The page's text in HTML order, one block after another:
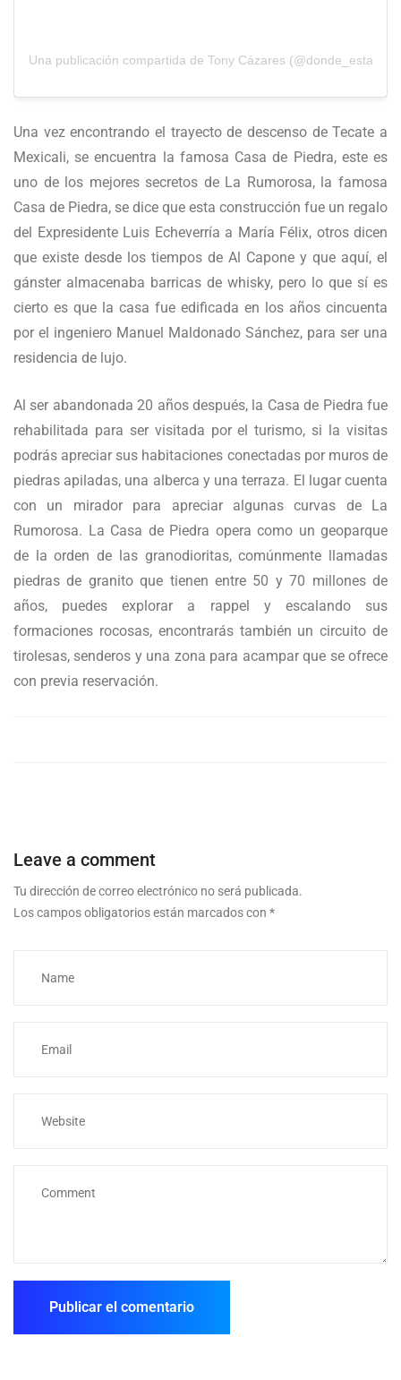
Una publicación compartida de Tony Cázares
Una vez encontrando el trayecto de descenso de Tecate a
Mexicali, se encuentra la famosa Casa de Piedra, este es
uno de los mejores secretos de La Rumorosa, la famosa
Casa de Piedra, se dice que esta construcción fue un regalo
del Expresidente Luis Echeverría a María Félix, otros dicen
que existe desde los tiempos de Al Capone y que aquí, el
gánster almacenaba barricas de whisky, pero lo que sí es
cierto es que la casa fue edificada en los años cincuenta
por el ingeniero Manuel Maldonado Sánchez, para ser una
residencia de lujo.
Al ser abandonada 20 años después, la Casa de Piedra fue
rehabilitada para ser visitada por el turismo, si la visitas
podrás apreciar sus habitaciones conectadas por muros de
piedras apiladas, una alberca y una terraza. El lugar cuenta
con un mirador para apreciar algunas curvas de La
Rumorosa. La Casa de Piedra opera como un geoparque
de la orden de las granodioritas, comúnmente llamadas
piedras de granito que tienen entre 50 y 70 millones de
años, puedes explorar a rappel y escalando sus
formaciones rocosas, encontrarás también un circuito de
tirolesas, senderos y una zona para acampar que se ofrece
con previa reservación.
Leave a comment
Tu dirección de correo electrónico no será publicada.
Los campos obligatorios están marcados con *